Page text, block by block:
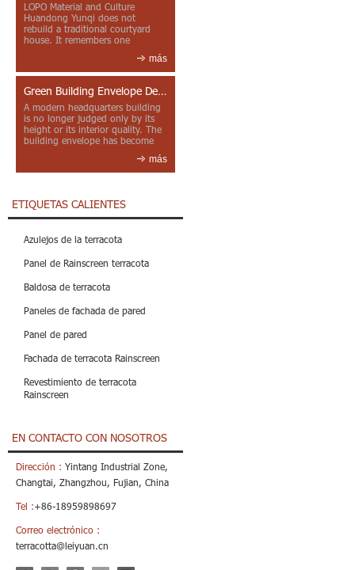
LOPO Material and Culture
Huandong Yunqi does not
rebuild a traditional courtyard
house. It remembers one
más
Green Building Envelope Design: Clay Sunscreen Fins for Modern Headquarters Architecture
A modern headquarters building
is no longer judged only by its
height or its interior quality. The
building envelope has become
más
ETIQUETAS CALIENTES
Azulejos de la terracota
Panel de Rainscreen terracota
Baldosa de terracota
Paneles de fachada de pared
Panel de pared
Fachada de terracota Rainscreen
Revestimiento de terracota
Rainscreen
EN CONTACTO CON NOSOTROS
Dirección : Yintang Industrial Zone,
Changtai, Zhangzhou, Fujian, China
Tel :+86-18959898697
Correo electrónico :
terracotta@leiyuan.cn